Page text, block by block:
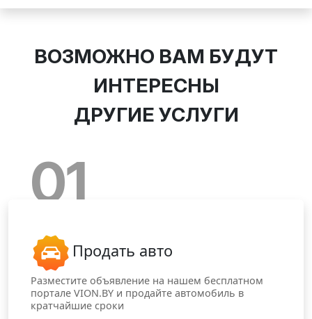
ВОЗМОЖНО ВАМ БУДУТ
ИНТЕРЕСНЫ
ДРУГИЕ УСЛУГИ
01
Продать авто
Разместите объявление на нашем бесплатном
портале VION.BY и продайте автомобиль в
кратчайшие сроки